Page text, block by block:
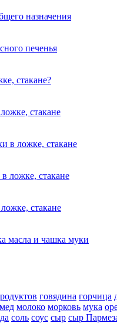
назначения
печенья
стакане?
стакане
в ложке, стакане
ложке, стакане
стакане
масла и чашка муки
говядина горчица
мед молоко морковь мука
соль соус сыр сыр